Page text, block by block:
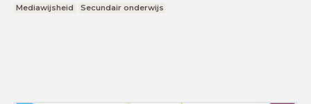
Mediawijsheid Secundair onderwijs